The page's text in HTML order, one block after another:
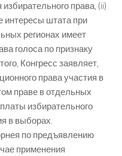
права, (ii)
интересы штата при
регионах имеет
голоса по признаку
Конгресс заявляет,
права участия в
праве в отдельных
избирательного
в выборах.
по предъявлению
применения